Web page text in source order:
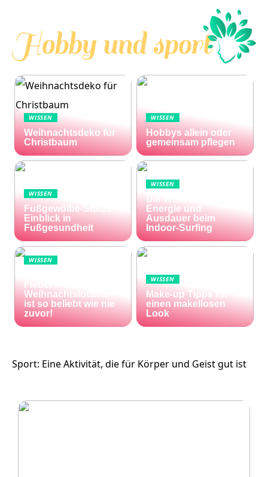
WISSEN
Weihnachtsdeko für
Christbaum
WISSEN
Hobbys allein oder
gemeinsam pflegen
WISSEN
Fußgewölbe-Stütze:
Einblick in
Fußgesundheit
WISSEN
Die Welle zu Hause:
Energie und
Ausdauer beim
Indoor-Surfing
WISSEN
Fieber – die El Gordo
Weihnachtslotterie
ist so beliebt wie nie
zuvor!
WISSEN
Make-up Tipps für
einen makellosen
Look
Sport: Eine Aktivität, die für Körper und Geist gut ist